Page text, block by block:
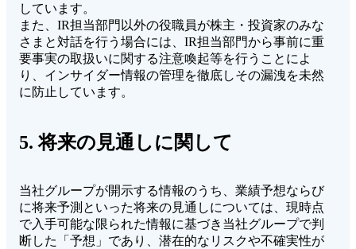
しています。
また、IR担当部門以外の役職員が株主・投資家のみな
さまと対話を行う場合には、IR担当部門から事前に重
要事実の取扱いに関する注意喚起等を行うことによ
り、インサイダー情報の管理を徹底しその漏洩を未然
に防止しています。
5. 将来の見通しに関して
当社グループが開示する情報のうち、業績予想ならび
に将来予測といった将来の見通しについては、現時点
で入手可能な限られた情報に基づき当社グループで判
断した「予想」であり、潜在的なリスクや不確実性が